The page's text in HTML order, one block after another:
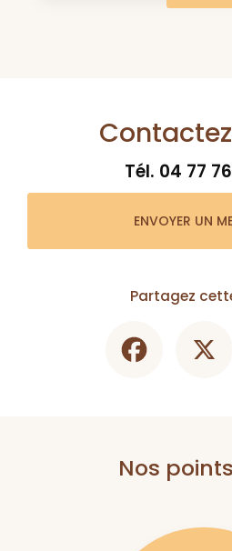
Tél. 04 77
ENVOYER UN
Partagez
Nos